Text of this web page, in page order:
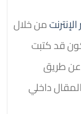
من خلال
قد كتبت
عن طريق
داخلي